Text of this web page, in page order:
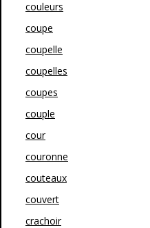
couleurs
coupe
coupelle
coupelles
coupes
couple
cour
couronne
couteaux
couvert
crachoir